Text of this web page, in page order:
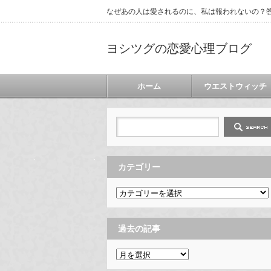
なぜあの人は愛されるのに、私は報われないの
ヨシツグの恋愛心理ブログ
ホーム ウエストウィッチ
カテゴリー
カ
テ
ゴ
リ
ー
過去の記事
過
去